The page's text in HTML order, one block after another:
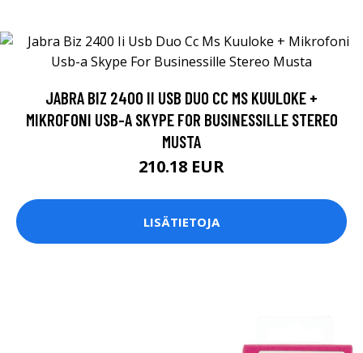
JABRA BIZ 2400 II USB DUO CC MS KUULOKE +
MIKROFONI USB-A SKYPE FOR BUSINESSILLE STEREO
MUSTA
210.18 EUR
LISÄTIETOJA